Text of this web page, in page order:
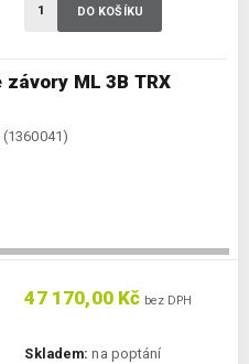
ML 3B TRX
DO KOŠÍKU
47 170,00 Kč bez DPH
Skladem: na poptání